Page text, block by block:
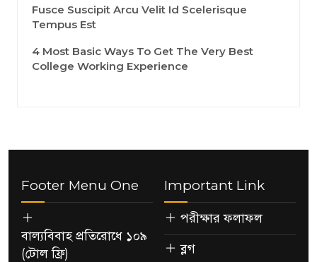
Fusce Suscipit Arcu Velit Id Scelerisque
Tempus Est
4 Most Basic Ways To Get The Very Best
College Working Experience
Footer Menu One
বাল্যবিবাহ প্রতিরোধে ১০৯
(টোল ফ্রি)
Important Link
পরীক্ষার ফলাফল
ব্লগ